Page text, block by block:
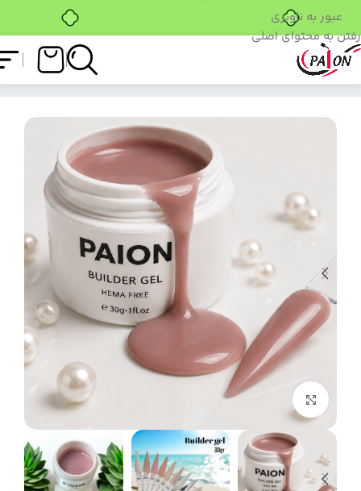
عبور به ناوبری
رفتن به محتوای اصلی
فروشگاه بیلدر ژل پایون 8
بزرگنمایی تصویر